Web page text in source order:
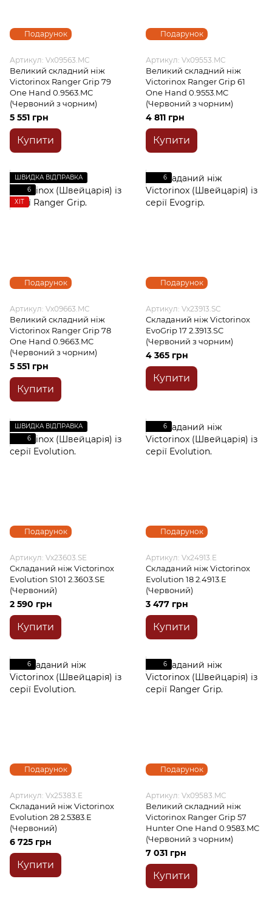
Подарунок
Артикул: Vx09563.MC
Великий складний ніж
Victorinox Ranger Grip 79
One Hand 0.9563.MC
(Червоний з чорним)
5 551 грн
Купити
Подарунок
Артикул: Vx09553.MC
Великий складний ніж
Victorinox Ranger Grip 61
One Hand 0.9553.MC
(Червоний з чорним)
4 811 грн
Купити
Подарунок
ШВИДКА ВІДПРАВКА
6
ХІТ
Артикул: Vx09663.MC
Великий складний ніж
Victorinox Ranger Grip 78
One Hand 0.9663.MC
(Червоний з чорним)
5 551 грн
Купити
Подарунок
6
Артикул: Vx23913.SC
Складаний ніж Victorinox
EvoGrip 17 2.3913.SC
(Червоний з чорним)
4 365 грн
Купити
Подарунок
ШВИДКА ВІДПРАВКА
6
Артикул: Vx23603.SE
Складаний ніж Victorinox
Evolution S101 2.3603.SE
(Червоний)
2 590 грн
Купити
Подарунок
6
Артикул: Vx24913.E
Складаний ніж Victorinox
Evolution 18 2.4913.E
(Червоний)
3 477 грн
Купити
Подарунок
6
Артикул: Vx25383.E
Складаний ніж Victorinox
Evolution 28 2.5383.E
(Червоний)
6 725 грн
Купити
Подарунок
6
Артикул: Vx09583.MC
Великий складний ніж
Victorinox Ranger Grip 57
Hunter One Hand 0.9583.MC
(Червоний з чорним)
7 031 грн
Купити